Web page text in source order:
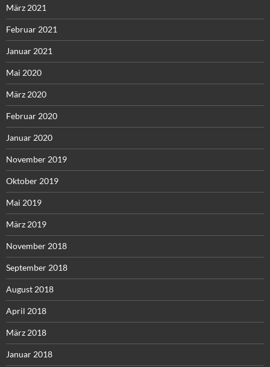
März 2021
Februar 2021
Januar 2021
Mai 2020
März 2020
Februar 2020
Januar 2020
November 2019
Oktober 2019
Mai 2019
März 2019
November 2018
September 2018
August 2018
April 2018
März 2018
Januar 2018